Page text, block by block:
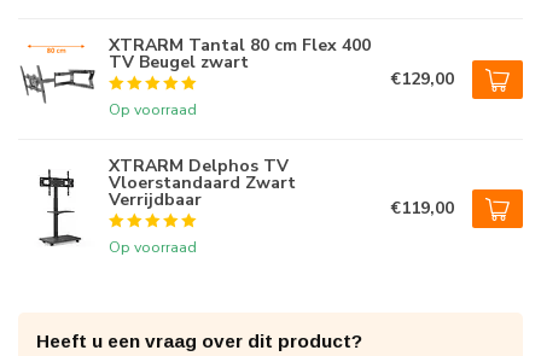
XTRARM Tantal 80 cm Flex 400
TV Beugel zwart
Op voorraad
€129,00
XTRARM Delphos TV
Vloerstandaard Zwart
Verrijdbaar
Op voorraad
€119,00
Heeft u een vraag over dit product?